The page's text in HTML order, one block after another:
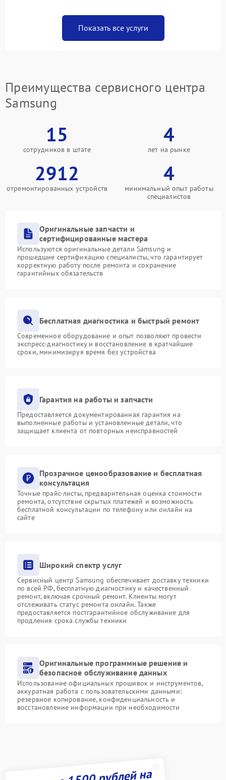
Показать все услуги
Преимущества сервисного центра
Samsung
15
сотрудников в штате
4
лет на рынке
2912
отремонтированных устройств
4
минимальный опыт работы
специалистов
Оригинальные запчасти и
сертифицированные мастера
Используются оригинальные детали Samsung и
прошедшие сертификацию специалисты, что гарантирует
корректную работу после ремонта и сохранение
гарантийных обязательств
Бесплатная диагностика и быстрый ремонт
Современное оборудование и опыт позволяют провести
экспресс-диагностику и восстановление в кратчайшие
сроки, минимизируя время без устройства
Гарантия на работы и запчасти
Предоставляется документированная гарантия на
выполненные работы и установленные детали, что
защищает клиента от повторных неисправностей
Прозрачное ценообразование и бесплатная
консультация
Точные прайс-листы, предварительная оценка стоимости
ремонта, отсутствие скрытых платежей и возможность
бесплатной консультации по телефону или онлайн на
сайте
Широкий спектр услуг
Сервисный центр Samsung обеспечивает доставку техники
по всей РФ, бесплатную диагностику и качественный
ремонт, включая срочный ремонт. Клиенты могут
отслеживать статус ремонта онлайн. Также
предоставляется постгарантийное обслуживание для
продления срока службы техники
Оригинальные программные решение и
безопасное обслуживание данных
Использование официальных прошивок и инструментов,
аккуратная работа с пользовательскими данными:
резервное копирование, конфиденциальность и
восстановление информации при необходимости